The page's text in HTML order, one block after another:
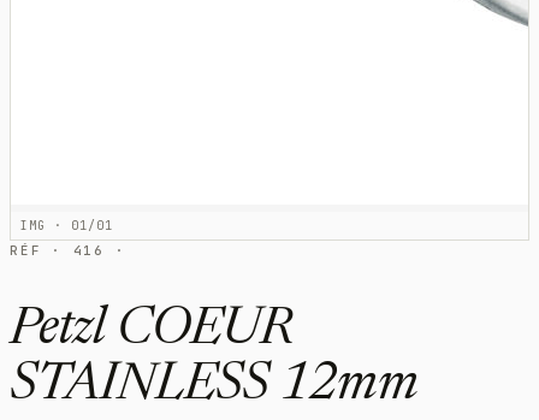
IMG · 01/01
RÉF · 416 ·
Petzl COEUR
STAINLESS 12mm